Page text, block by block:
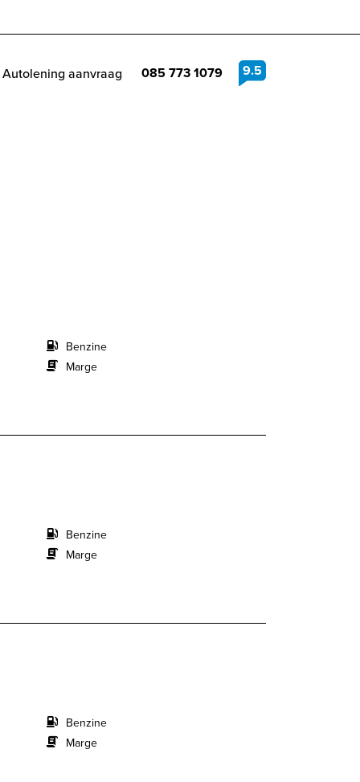
9.5
Autolening aanvraag 085 773 1079
Benzine
Marge
Benzine
Marge
Benzine
Marge